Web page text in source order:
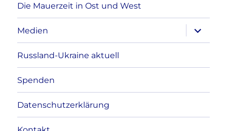
Die Mauerzeit in Ost und West
Medien
anzeigen
Russland-Ukraine aktuell
Spenden
Datenschutzerklärung